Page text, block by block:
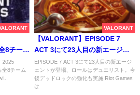
8チーム
2025
全8チーム
VALORANT
【VALORANT】EPISODE 7
ACT 3にて23人目の新エージェ
ントが登場、ロールはデュエリ
スト。今後デッドロックの強化
も実施
EPISODE 7 ACT 3にて23人目の新エージ
ェントが登場、ロールはデュエリスト。今
後デッドロックの強化も実施 Riot Games
は...